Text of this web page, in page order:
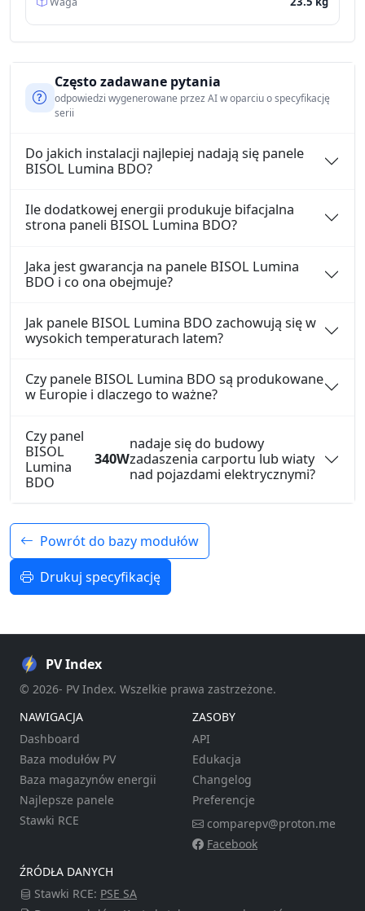
Często zadawane pytania
odpowiedzi wygenerowane przez AI w oparciu o specyfikację
serii
Do jakich instalacji najlepiej nadają się panele
BISOL Lumina BDO?
Ile dodatkowej energii produkuje bifacjalna
strona paneli BISOL Lumina BDO?
Jaka jest gwarancja na panele BISOL Lumina
BDO i co ona obejmuje?
Jak panele BISOL Lumina BDO zachowują się w
wysokich temperaturach latem?
Czy panele BISOL Lumina BDO są produkowane
w Europie i dlaczego to ważne?
Czy panel
BISOL
Lumina
BDO
340W
nadaje się do budowy
zadaszenia carportu lub wiaty
nad pojazdami elektrycznymi?
Powrót do bazy modułów
Drukuj specyfikację
PV Index
© 2026- PV Index. Wszelkie prawa zastrzeżone.
NAWIGACJA
Dashboard
Baza modułów PV
Baza magazynów energii
Najlepsze panele
Stawki RCE
ZASOBY
API
Edukacja
Changelog
Preferencje
comparepv@proton.me
Facebook
ŹRÓDŁA DANYCH
Stawki RCE: PSE SA